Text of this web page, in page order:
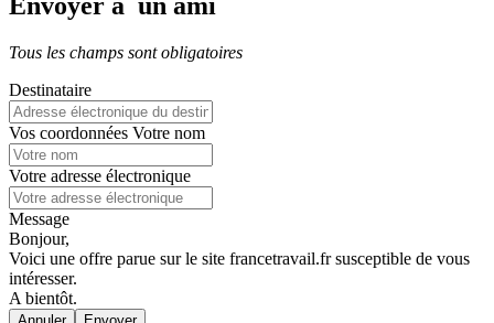
Tous les champs sont obligatoires
Destinataire
Vos coordonnées Votre nom
Votre adresse électronique
Message
Bonjour,
Voici une offre parue sur le site francetravail.fr susceptible de vous
intéresser.
A bientôt.